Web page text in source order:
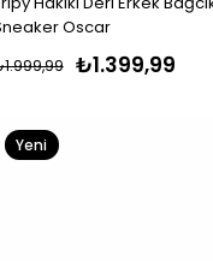
Oscar
₺1.399,99
Yeni